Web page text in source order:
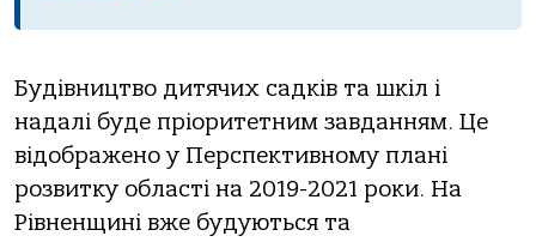
Будівництво дитячих садків та шкіл і
надалі буде пріоритетним завданням. Це
відображено у Перспективному плані
розвитку області на 2019-2021 роки. На
Рівненщині вже будуються та